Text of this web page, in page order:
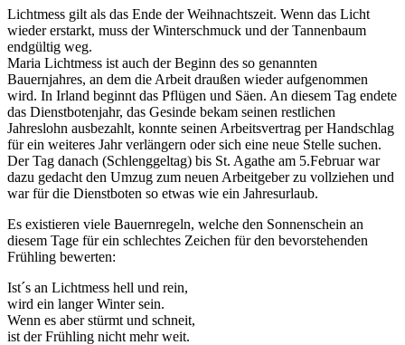
Lichtmess gilt als das Ende der Weihnachtszeit. Wenn das Licht
wieder erstarkt, muss der Winterschmuck und der Tannenbaum
endgültig weg.
Maria Lichtmess ist auch der Beginn des so genannten
Bauernjahres, an dem die Arbeit draußen wieder aufgenommen
wird. In Irland beginnt das Pflügen und Säen. An diesem Tag endete
das Dienstbotenjahr, das Gesinde bekam seinen restlichen
Jahreslohn ausbezahlt, konnte seinen Arbeitsvertrag per Handschlag
für ein weiteres Jahr verlängern oder sich eine neue Stelle suchen.
Der Tag danach (Schlenggeltag) bis St. Agathe am 5.Februar war
dazu gedacht den Umzug zum neuen Arbeitgeber zu vollziehen und
war für die Dienstboten so etwas wie ein Jahresurlaub.
Es existieren viele Bauernregeln, welche den Sonnenschein an
diesem Tage für ein schlechtes Zeichen für den bevorstehenden
Frühling bewerten:
Ist´s an Lichtmess hell und rein,
wird ein langer Winter sein.
Wenn es aber stürmt und schneit,
ist der Frühling nicht mehr weit.